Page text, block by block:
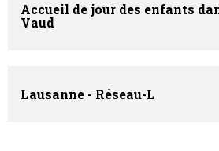
Accueil de jour des enfants
Vaud
Lausanne - Réseau-L